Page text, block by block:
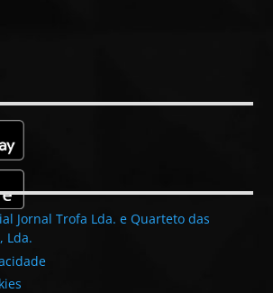
Jornal Trofa Lda. e Quarteto das
Lda.